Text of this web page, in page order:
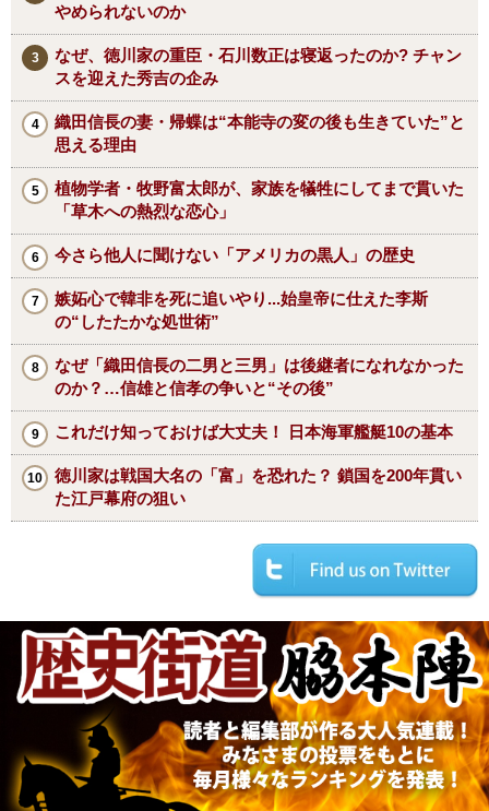
やめられないのか
なぜ、徳川家の重臣・石川数正は寝返ったのか? チャン
スを迎えた秀吉の企み
織田信長の妻・帰蝶は“本能寺の変の後も生きていた”と
思える理由
植物学者・牧野富太郎が、家族を犠牲にしてまで貫いた
「草木への熱烈な恋心」
今さら他人に聞けない「アメリカの黒人」の歴史
嫉妬心で韓非を死に追いやり...始皇帝に仕えた李斯
の“したたかな処世術”
なぜ「織田信長の二男と三男」は後継者になれなかった
のか？…信雄と信孝の争いと“その後”
これだけ知っておけば大丈夫！ 日本海軍艦艇10の基本
徳川家は戦国大名の「富」を恐れた？ 鎖国を200年貫い
た江戸幕府の狙い